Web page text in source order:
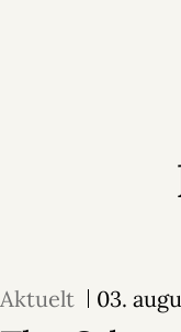
Aktuelt 03.